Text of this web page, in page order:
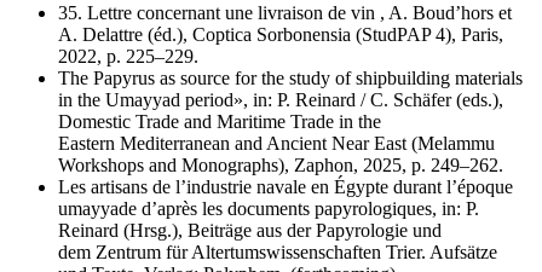
35. Lettre concernant une livraison de vin , A. Boud’hors et
A. Delattre (éd.), Coptica Sorbonensia (StudPAP 4), Paris,
2022, p. 225–229.
The Papyrus as source for the study of shipbuilding materials
in the Umayyad period», in: P. Reinard / C. Schäfer (eds.),
Domestic Trade and Maritime Trade in the
Eastern Mediterranean and Ancient Near East (Melammu
Workshops and Monographs), Zaphon, 2025, p. 249–262.
Les artisans de l’industrie navale en Égypte durant l’époque
umayyade d’après les documents papyrologiques, in: P.
Reinard (Hrsg.), Beiträge aus der Papyrologie und
dem Zentrum für Altertumswissenschaften Trier. Aufsätze